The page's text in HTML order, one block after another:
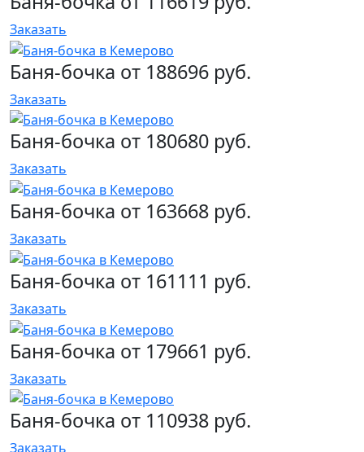
Заказать
Баня-бочка от 188696 руб.
Заказать
Баня-бочка от 180680 руб.
Заказать
Баня-бочка от 163668 руб.
Заказать
Баня-бочка от 161111 руб.
Заказать
Баня-бочка от 179661 руб.
Заказать
Баня-бочка от 110938 руб.
Заказать